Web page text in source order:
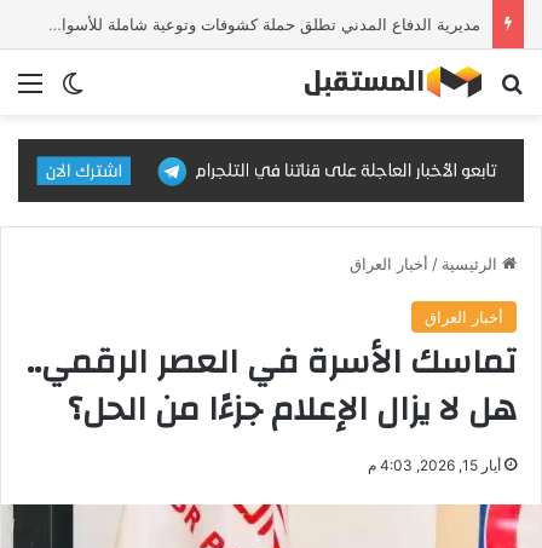
مديرية الدفاع المدني تطلق حملة كشوفات وتوعية شاملة للأسواق والمحال التجارية
الوضع بحث عن
الرئيسية / أخبار العراق
أخبار العراق
تماسك الأسرة في العصر الرقمي..
هل لا يزال الإعلام جزءًا من الحل؟
أيار 15, 2026, 4:03 م